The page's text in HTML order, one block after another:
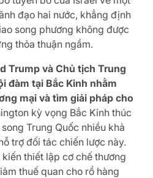
đạo hai nước, khẳng định
song phương không được
thỏa thuận ngầm.
Trump và Chủ tịch Trung
đàm tại Bắc Kinh nhằm
mại và tìm giải pháp cho
kỳ vọng Bắc Kinh thúc
Trung Quốc nhiều khả
trợ đối tác chiến lược này.
thiết lập cơ chế thương
thuế quan cho rổ hàng